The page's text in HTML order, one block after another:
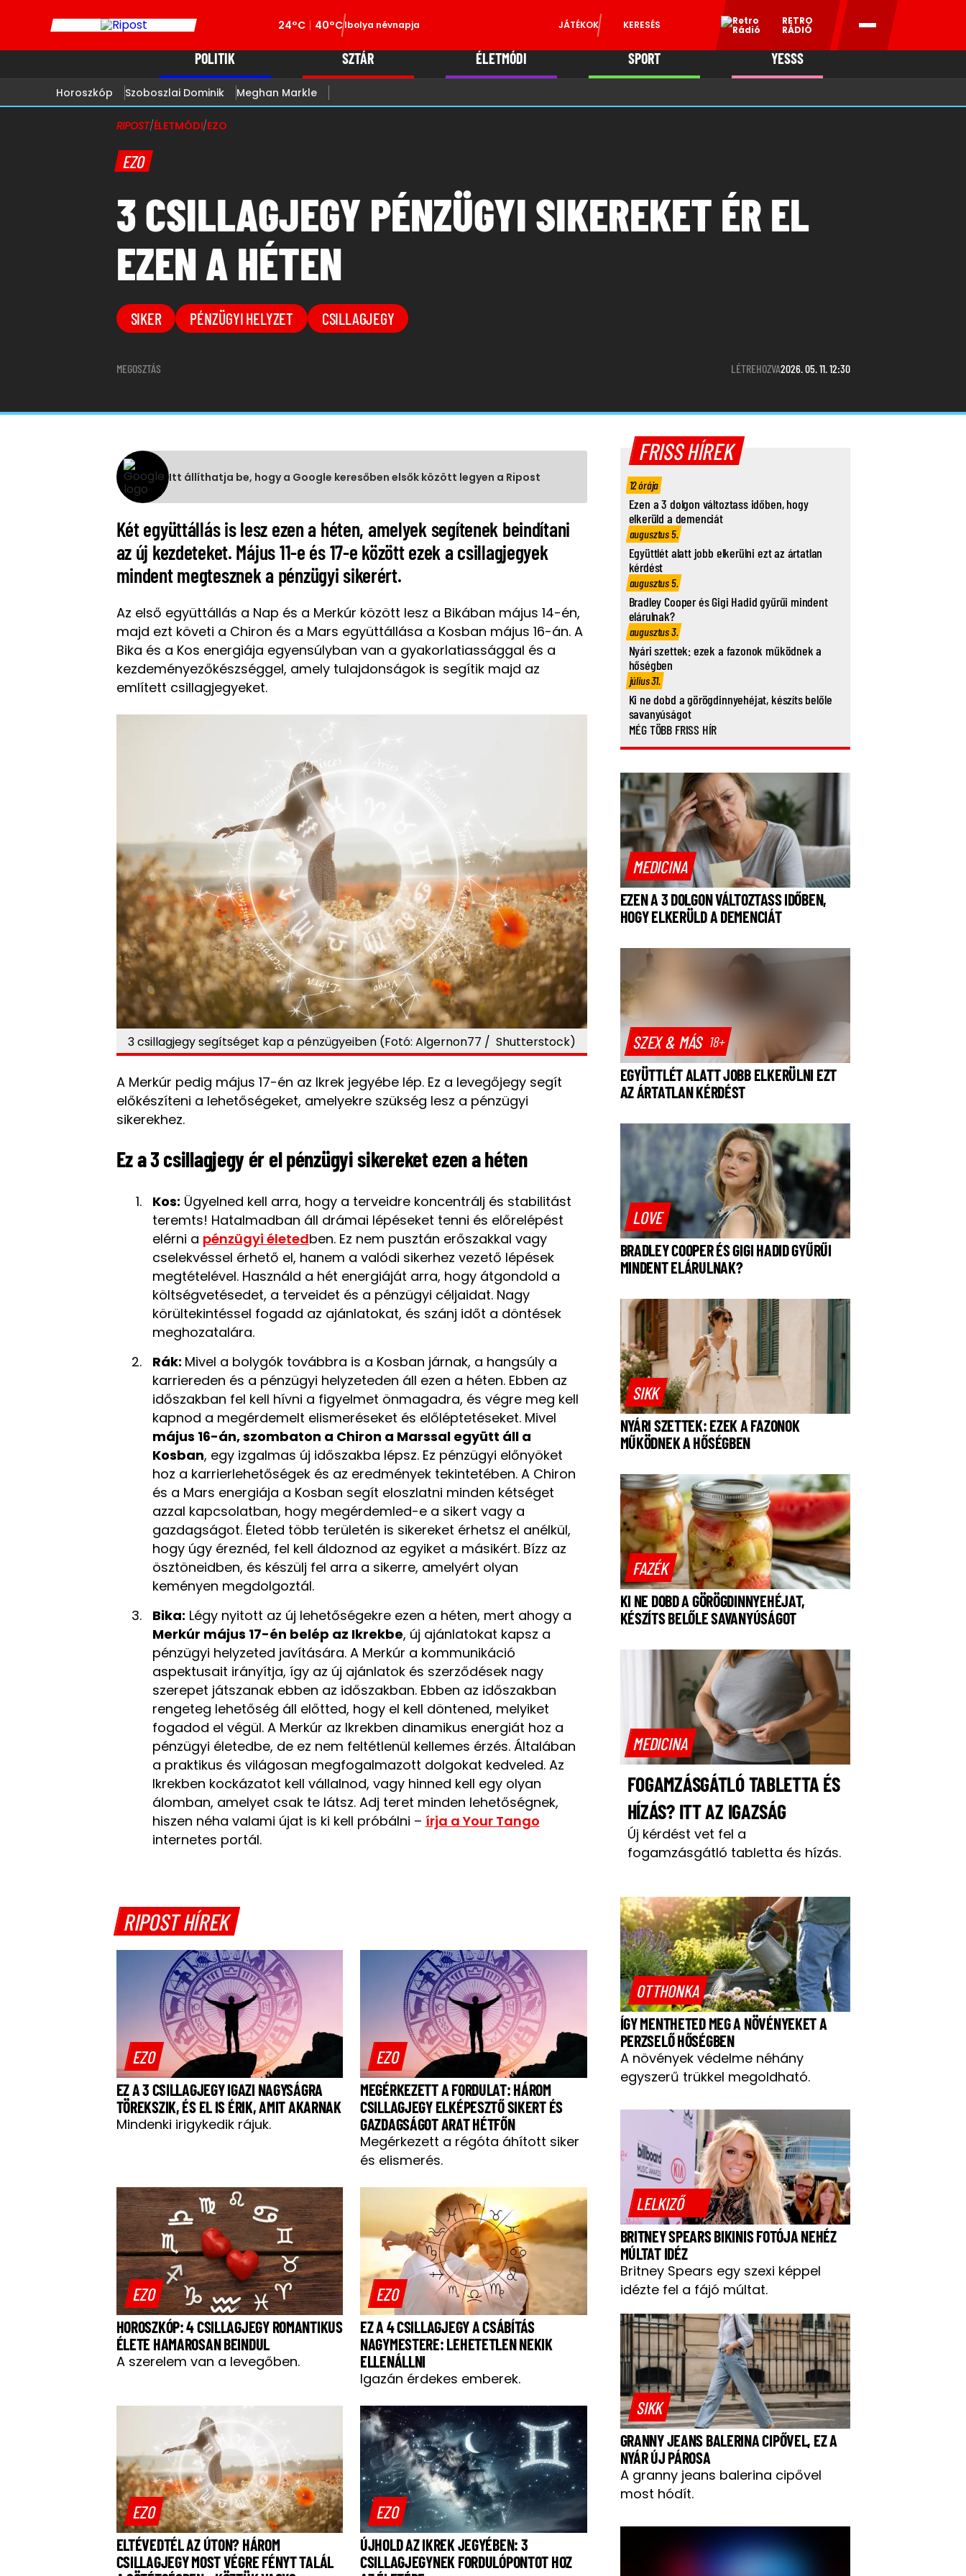
24°C 40°CIbolya névnapja JÁTÉKOK KERESÉS RETRO
RÁDIÓ
POLITIK SZTÁR ÉLETMÓDI SPORT YESSS
Horoszkóp Szoboszlai Dominik Meghan Markle
RIPOST/ÉLETMÓDI/EZO
EZO
3 CSILLAGJEGY PÉNZÜGYI SIKEREKET ÉR EL
EZEN A HÉTEN
SIKER PÉNZÜGYI HELYZET CSILLAGJEGY
MEGOSZTÁS LÉTREHOZVA2026. 05. 11. 12:30
Itt állíthatja be, hogy a Google keresőben elsők között legyen a Ripost
Két együttállás is lesz ezen a héten, amelyek segítenek beindítani
az új kezdeteket. Május 11-e és 17-e között ezek a csillagjegyek
mindent megtesznek a pénzügyi sikerért.
Az első együttállás a Nap és a Merkúr között lesz a Bikában május 14-én,
majd ezt követi a Chiron és a Mars együttállása a Kosban május 16-án. A
Bika és a Kos energiája egyensúlyban van a gyakorlatiassággal és a
kezdeményezőkészséggel, amely tulajdonságok is segítik majd az
említett csillagjegyeket.
3 csillagjegy segítséget kap a pénzügyeiben (Fotó: Algernon77 / Shutterstock)
A Merkúr pedig május 17-én az Ikrek jegyébe lép. Ez a levegőjegy segít
előkészíteni a lehetőségeket, amelyekre szükség lesz a pénzügyi
sikerekhez.
Ez a 3 csillagjegy ér el pénzügyi sikereket ezen a héten
Kos: Ügyelned kell arra, hogy a terveidre koncentrálj és stabilitást
teremts! Hatalmadban áll drámai lépéseket tenni és előrelépést
elérni a pénzügyi életedben. Ez nem pusztán erőszakkal vagy
cselekvéssel érhető el, hanem a valódi sikerhez vezető lépések
megtételével. Használd a hét energiáját arra, hogy átgondold a
költségvetésedet, a terveidet és a pénzügyi céljaidat. Nagy
körültekintéssel fogadd az ajánlatokat, és szánj időt a döntések
meghozatalára.
Rák: Mivel a bolygók továbbra is a Kosban járnak, a hangsúly a
karriereden és a pénzügyi helyzeteden áll ezen a héten. Ebben az
időszakban fel kell hívni a figyelmet önmagadra, és végre meg kell
kapnod a megérdemelt elismeréseket és előléptetéseket. Mivel
május 16-án, szombaton a Chiron a Marssal együtt áll a
Kosban, egy izgalmas új időszakba lépsz. Ez pénzügyi előnyöket
hoz a karrierlehetőségek és az eredmények tekintetében. A Chiron
és a Mars energiája a Kosban segít eloszlatni minden kétséget
azzal kapcsolatban, hogy megérdemled-e a sikert vagy a
gazdagságot. Életed több területén is sikereket érhetsz el anélkül,
hogy úgy éreznéd, fel kell áldoznod az egyiket a másikért. Bízz az
ösztöneidben, és készülj fel arra a sikerre, amelyért olyan
keményen megdolgoztál.
Bika: Légy nyitott az új lehetőségekre ezen a héten, mert ahogy a
Merkúr május 17-én belép az Ikrekbe, új ajánlatokat kapsz a
pénzügyi helyzeted javítására. A Merkúr a kommunikáció
aspektusait irányítja, így az új ajánlatok és szerződések nagy
szerepet játszanak ebben az időszakban. Ebben az időszakban
rengeteg lehetőség áll előtted, hogy el kell döntened, melyiket
fogadod el végül. A Merkúr az Ikrekben dinamikus energiát hoz a
pénzügyi életedbe, de ez nem feltétlenül kellemes érzés. Általában
a praktikus és világosan megfogalmazott dolgokat kedveled. Az
Ikrekben kockázatot kell vállalnod, vagy hinned kell egy olyan
álomban, amelyet csak te látsz. Adj teret minden lehetőségnek,
hiszen néha valami újat is ki kell próbálni – írja a Your Tango
internetes portál.
RIPOST HÍREK
EZO
EZ A 3 CSILLAGJEGY IGAZI NAGYSÁGRA
TÖREKSZIK, ÉS EL IS ÉRIK, AMIT AKARNAK
Mindenki irigykedik rájuk.
EZO
MEGÉRKEZETT A FORDULAT: HÁROM
CSILLAGJEGY ELKÉPESZTŐ SIKERT ÉS
GAZDAGSÁGOT ARAT HÉTFŐN
Megérkezett a régóta áhított siker
és elismerés.
EZO
HOROSZKÓP: 4 CSILLAGJEGY ROMANTIKUS
ÉLETE HAMAROSAN BEINDUL
A szerelem van a levegőben.
EZO
EZ A 4 CSILLAGJEGY A CSÁBÍTÁS
NAGYMESTERE: LEHETETLEN NEKIK
ELLENÁLLNI
Igazán érdekes emberek.
EZO
ELTÉVEDTÉL AZ ÚTON? HÁROM
CSILLAGJEGY MOST VÉGRE FÉNYT TALÁL
EZO
ÚJHOLD AZ IKREK JEGYÉBEN: 3
CSILLAGJEGYNEK FORDULÓPONTOT HOZ
FRISS HÍREK
12 órája
Ezen a 3 dolgon változtass időben, hogy
elkerüld a demenciát
augusztus 5.
Együttlét alatt jobb elkerülni ezt az ártatlan
kérdést
augusztus 5.
Bradley Cooper és Gigi Hadid gyűrűi mindent
elárulnak?
augusztus 3.
Nyári szettek: ezek a fazonok működnek a
hőségben
július 31.
Ki ne dobd a görögdinnyehéjat, készíts belőle
savanyúságot
MÉG TÖBB FRISS HÍR
MEDICINA
EZEN A 3 DOLGON VÁLTOZTASS IDŐBEN,
HOGY ELKERÜLD A DEMENCIÁT
SZEX & MÁS 18+
EGYÜTTLÉT ALATT JOBB ELKERÜLNI EZT
AZ ÁRTATLAN KÉRDÉST
LOVE
BRADLEY COOPER ÉS GIGI HADID GYŰRŰI
MINDENT ELÁRULNAK?
SIKK
NYÁRI SZETTEK: EZEK A FAZONOK
MŰKÖDNEK A HŐSÉGBEN
FAZÉK
KI NE DOBD A GÖRÖGDINNYEHÉJAT,
KÉSZÍTS BELŐLE SAVANYÚSÁGOT
MEDICINA
FOGAMZÁSGÁTLÓ TABLETTA ÉS
HÍZÁS? ITT AZ IGAZSÁG
Új kérdést vet fel a
fogamzásgátló tabletta és hízás.
OTTHONKA
ÍGY MENTHETED MEG A NÖVÉNYEKET A
PERZSELŐ HŐSÉGBEN
A növények védelme néhány
egyszerű trükkel megoldható.
LELKIZŐ
BRITNEY SPEARS BIKINIS FOTÓJA NEHÉZ
MÚLTAT IDÉZ
Britney Spears egy szexi képpel
idézte fel a fájó múltat.
SIKK
GRANNY JEANS BALERINA CIPŐVEL, EZ A
NYÁR ÚJ PÁROSA
A granny jeans balerina cipővel
most hódít.